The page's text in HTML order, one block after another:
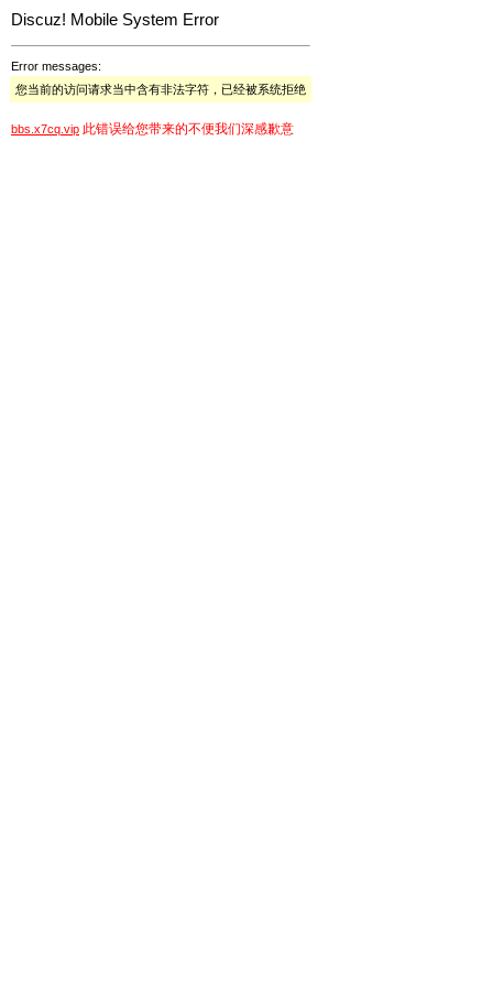
Discuz! Mobile System Error
Error messages:
您当前的访问请求当中含有非法字符，已经被系统拒绝
bbs.x7cq.vip 此错误给您带来的不便我们深感歉意